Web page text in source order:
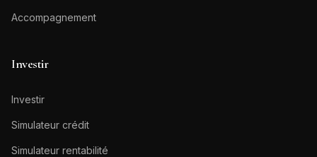
Accompagnement
Investir
Investir
Simulateur crédit
Simulateur rentabilité